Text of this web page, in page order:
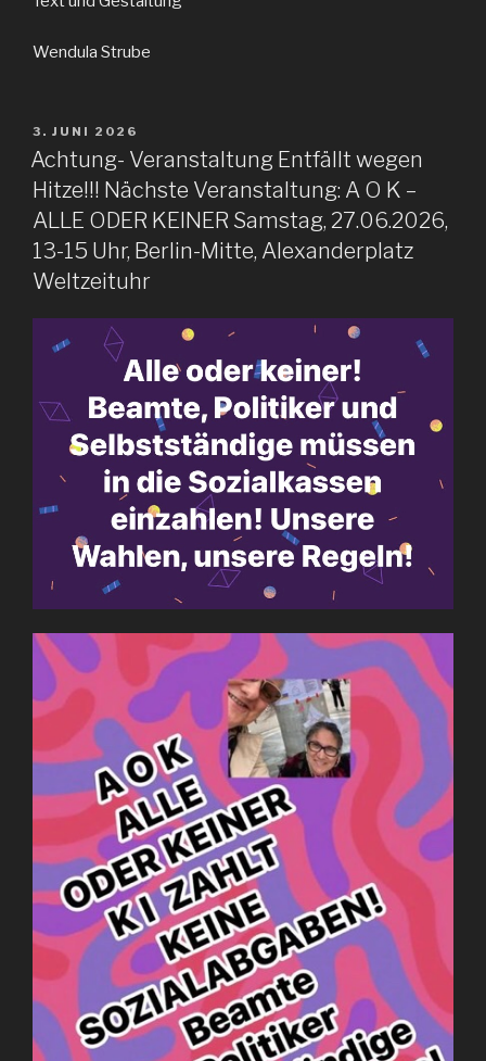
Wendula Strube
VERÖFFENTLICHT
AM
3. JUNI 2026
Achtung- Veranstaltung Entfällt wegen
Hitze!!! Nächste Veranstaltung: A O K –
ALLE ODER KEINER Samstag, 27.06.2026,
13-15 Uhr, Berlin-Mitte, Alexanderplatz
Weltzeituhr